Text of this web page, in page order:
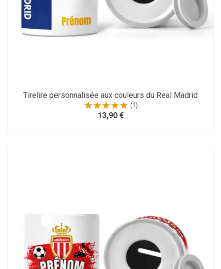
Tirelire personnalisée aux couleurs du Real Madrid
(1)
13,90 €